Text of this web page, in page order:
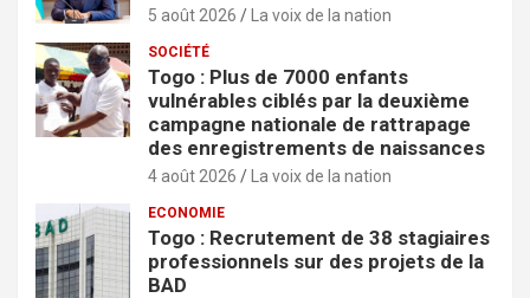
5 août 2026 La voix de la nation
SOCIÉTÉ
Togo : Plus de 7000 enfants
vulnérables ciblés par la deuxième
campagne nationale de rattrapage
des enregistrements de naissances
4 août 2026 La voix de la nation
ECONOMIE
Togo : Recrutement de 38 stagiaires
professionnels sur des projets de la
BAD